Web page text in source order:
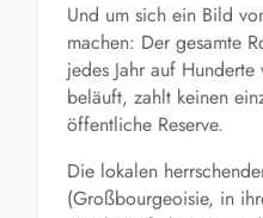
Und um sich ein Bild
machen: Der gesamte
jedes Jahr auf
beläuft, zahlt keinen
öffentliche Reserve.
Die lokalen
(Großbourgeoisie, in